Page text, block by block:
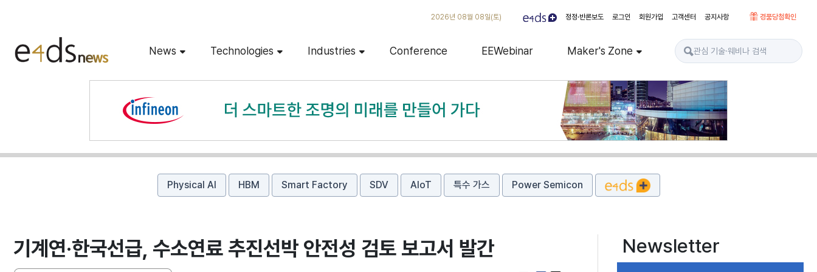
2026년 08월 08일(토) 정정·반론보도 로그인 회원가입 고객센터 공지사항 경품당첨확인
News Technologies Industries Conference EEWebinar Maker's Zone
Physical AI HBM Smart Factory SDV AIoT 특수 가스 Power Semicon
기계연·한국선급, 수소연료 추진선박 안전성 검토 보고서 발간 Newsletter